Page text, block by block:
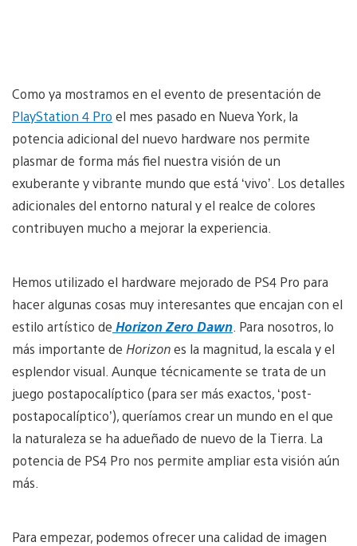
Como ya mostramos en el evento de presentación de
PlayStation 4 Pro el mes pasado en Nueva York, la
potencia adicional del nuevo hardware nos permite
plasmar de forma más fiel nuestra visión de un
exuberante y vibrante mundo que está ‘vivo’. Los detalles
adicionales del entorno natural y el realce de colores
contribuyen mucho a mejorar la experiencia.
Hemos utilizado el hardware mejorado de PS4 Pro para
hacer algunas cosas muy interesantes que encajan con el
estilo artístico de Horizon Zero Dawn . Para nosotros, lo
más importante de Horizones la magnitud, la escala y el
esplendor visual. Aunque técnicamente se trata de un
juego postapocalíptico (para ser más exactos, ‘post-
postapocalíptico’), queríamos crear un mundo en el que
la naturaleza se ha adueñado de nuevo de la Tierra. La
potencia de PS4 Pro nos permite ampliar esta visión aún
más.
Para empezar, podemos ofrecer una calidad de imagen